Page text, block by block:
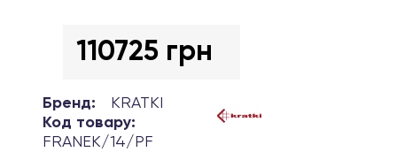
110725 грн
Бренд:
KRATKI
Код товару:
FRANEK/14/PF